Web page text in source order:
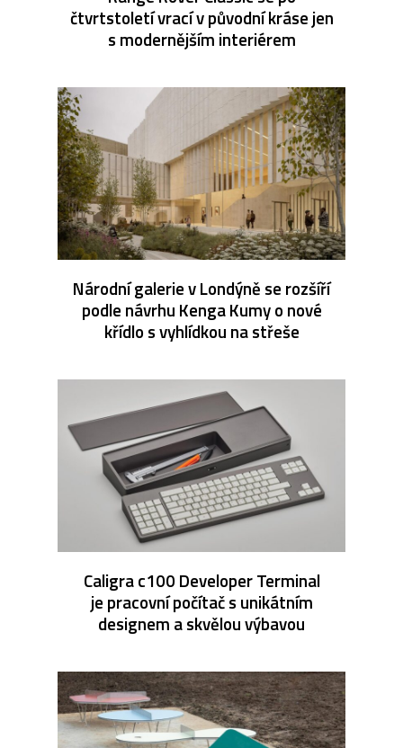
čtvrtstoletí vrací v původní kráse jen
s modernějším interiérem
Národní galerie v Londýně se rozšíří
podle návrhu Kenga Kumy o nové
křídlo s vyhlídkou na střeše
Caligra c100 Developer Terminal
je pracovní počítač s unikátním
designem a skvělou výbavou